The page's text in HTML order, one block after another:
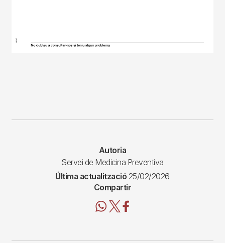
Autoria
Servei de Medicina Preventiva
Última actualització 25/02/2026
Compartir